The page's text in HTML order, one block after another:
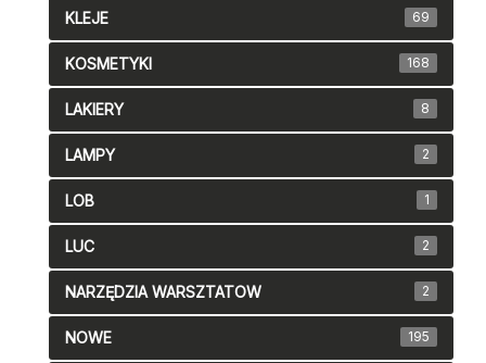
KLEJE 69
KOSMETYKI 168
LAKIERY 8
LAMPY 2
LOB 1
LUC 2
NARZĘDZIA WARSZTATOW 2
NOWE 195